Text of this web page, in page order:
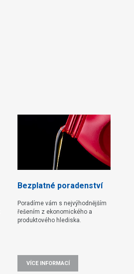
Bezplatné poradenství
Poradíme vám s nejvýhodnějším
řešením z ekonomického a
produktového hlediska.
VÍCE INFORMACÍ